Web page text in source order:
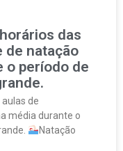
das
de natação
o período de
de
média durante o
Natação